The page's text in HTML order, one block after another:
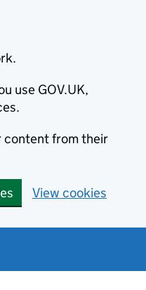
use GOV.UK,
content from their
View cookies